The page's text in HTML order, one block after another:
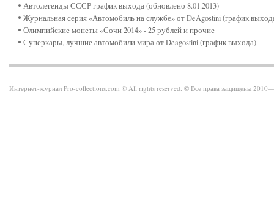
Автолегенды СССР график выхода (обновлено 8.01.2013)
Журнальная серия «Автомобиль на службе» от DeAgostini (график
Олимпийские монеты «Сочи 2014» - 25 рублей и прочие
Суперкары, лучшие автомобили мира от Deagostini (график выхода)
Интернет-журнал Pro-collections.com © All rights reserved. © Все права защищены